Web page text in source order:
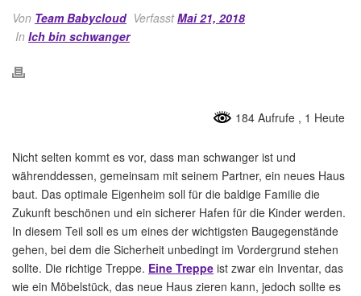
Von Team Babycloud VerfasstMai 21, 2018
In Ich bin schwanger
184 Aufrufe , 1 Heute
Nicht selten kommt es vor, dass man schwanger ist und
währenddessen, gemeinsam mit seinem Partner, ein neues Haus
baut. Das optimale Eigenheim soll für die baldige Familie die
Zukunft beschönen und ein sicherer Hafen für die Kinder werden.
In diesem Teil soll es um eines der wichtigsten Baugegenstände
gehen, bei dem die Sicherheit unbedingt im Vordergrund stehen
sollte. Die richtige Treppe. Eine Treppe ist zwar ein Inventar, das
wie ein Möbelstück, das neue Haus zieren kann, jedoch sollte es